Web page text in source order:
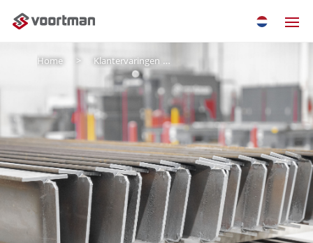
Home Klantervaringen